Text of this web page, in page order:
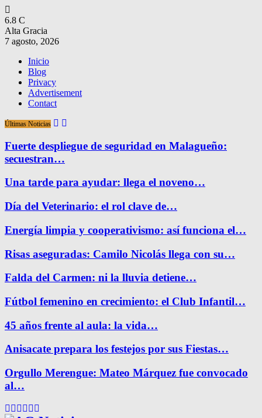
6.8 C
Alta Gracia
7 agosto, 2026
Inicio
Blog
Privacy
Advertisement
Contact
Últimas Noticias
Fuerte despliegue de seguridad en Malagueño:
secuestran…
Una tarde para ayudar: llega el noveno…
Día del Veterinario: el rol clave de…
Energía limpia y cooperativismo: así funciona el…
Risas aseguradas: Camilo Nicolás llega con su…
Falda del Carmen: ni la lluvia detiene…
Fútbol femenino en crecimiento: el Club Infantil…
45 años frente al aula: la vida…
Anisacate prepara los festejos por sus Fiestas…
Orgullo Merengue: Mateo Márquez fue convocado
al…
Facebook
Twitter
Instagram
Pinterest
Google